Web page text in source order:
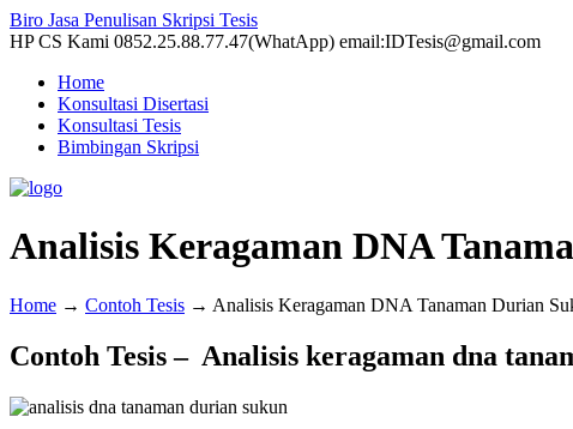
Biro Jasa Penulisan Skripsi Tesis
HP CS Kami 0852.25.88.77.47(WhatApp) email:IDTesis@gmail.com
Home
Konsultasi Disertasi
Konsultasi Tesis
Bimbingan Skripsi
Analisis Keragaman DNA
Home → Contoh Tesis → Analisis Keragaman DNA Tanaman Durian
Contoh Tesis– Analisis keragaman dna